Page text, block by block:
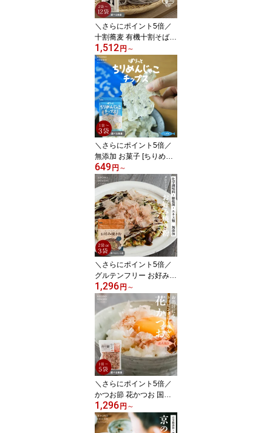
おだし 森野義
＼さらにポイント5倍／
十割蕎麦 有機十割そば
［選べる2袋・4袋・12
袋］お中元 有機JAS認定
グルテンフリー 無添加
オーガニック 有機そば
さばそば 鯖蕎麦 乾麺 本
田商店 森野義 きょうの
おだし 年越しそば
1,512 円 ～
＼さらにポイント5倍／
無添加 お菓子 [ちりめん
じゃこチップス 6g 選べ
る数量（1袋 2袋 3袋）]
そのまま食べる こどもの
おやつ ちりめんじゃこ
そのまんまちりめん しら
すせんべい ちりめんせん
べい 健康 国産 カルシウ
ム おやつ きょうのおだ
し 森野義
649 円 ～
＼さらにポイント5倍／
グルテンフリー お好み焼
き粉 200g 選べる 2袋・3
袋 国産米粉100％ 無添加
小麦粉不使用 だし入り
国産 米粉 お好み焼き た
こ焼き粉 化学調味料不使
用 膨張剤不使用 きょう
のおだし 森野義
1,296 円 ～
＼さらにポイント5倍／
かつお節 花かつお 国産
花鰹 50g 【お出汁にもト
ッピングにも使える花か
つお 1袋・2袋・5袋 】無
1,296 円 ～